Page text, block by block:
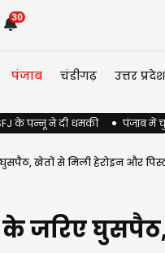
30
पंजाब चंडीगढ़ उत्तर प्रदेश
के पन्नू ने दी धमकी पंजाब में
घुसपैठ, खेतों से मिली हेरोइन और
के जरिए